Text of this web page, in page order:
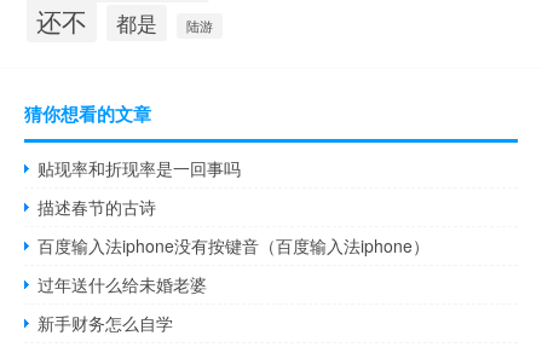
还不 都是 陆游
猜你想看的文章
贴现率和折现率是一回事吗
描述春节的古诗
百度输入法iphone没有按键音（百度输入法iphone）
过年送什么给未婚老婆
新手财务怎么自学